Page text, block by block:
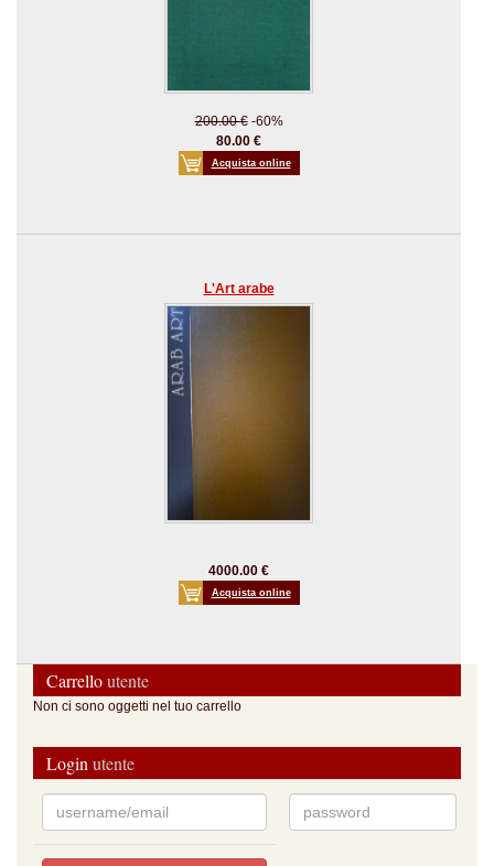
200.00 €-60%
80.00 €
Acquista online
L'Art arabe
4000.00 €
Acquista online
Carrelloutente
Non ci sono oggetti nel tuo carrello
Loginutente